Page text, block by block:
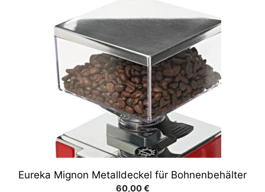
Eureka Mignon Metalldeckel für Bohnenbehälter
60,00€